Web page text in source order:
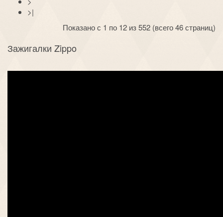
>|
Показано с 1 по 12 из 552 (всего 46 страниц)
Зажигалки Zippo